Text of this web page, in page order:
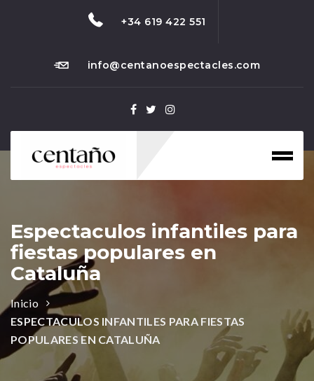
+34 619 422 551
info@centanoespectacles.com
Espectaculos infantiles para
fiestas populares en
Cataluña
Inicio
ESPECTACULOS INFANTILES PARA FIESTAS
POPULARES EN CATALUÑA